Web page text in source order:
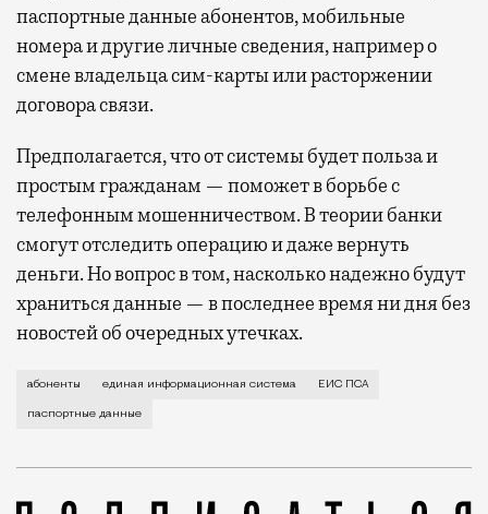
паспортные данные абонентов, мобильные
номера и другие личные сведения, например о
смене владельца сим-карты или расторжении
договора связи.
Предполагается, что от системы будет польза и
простым гражданам — поможет в борьбе с
телефонным мошенничеством. В теории банки
смогут отследить операцию и даже вернуть
деньги. Но вопрос в том, насколько надежно будут
храниться данные — в последнее время ни дня без
новостей об очередных утечках.
Законопроект был принят в первом чтении еще в
абоненты единая информационная система ЕИС ПСА
паспортные данные